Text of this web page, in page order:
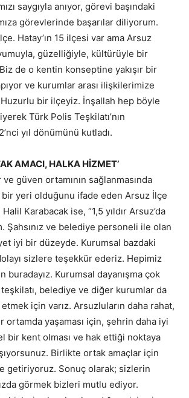
saygıyla anıyor, görevi başındaki
görevlerinde başarılar diliyorum.
Hatay’ın 15 ilçesi var ama Arsuz
güzelliğiyle, kültürüyle bir
de o kentin konseptine yakışır bir
ve kurumlar arası ilişkilerimize
bir ilçeyiz. İnşallah hep böyle
Türk Polis Teşkilatı’nın
yıl dönümünü kutladı.
AMACI, HALKA HİZMET’
güven ortamının sağlanmasında
yeri olduğunu ifade eden Arsuz İlçe
Karabacak ise, “1,5 yıldır Arsuz’da
Şahsınız ve belediye personeli ile olan
iyi bir düzeyde. Kurumsal bazdaki
sizlere teşekkür ederiz. Hepimiz
buradayız. Kurumsal dayanışma çok
belediye ve diğer kurumlar da
için varız. Arsuzluların daha rahat,
ortamda yaşaması için, şehrin daha iyi
bir kent olması ve hak ettiği noktaya
Birlikte ortak amaçlar için
getiriyoruz. Sonuç olarak; sizlerin
görmek bizleri mutlu ediyor.